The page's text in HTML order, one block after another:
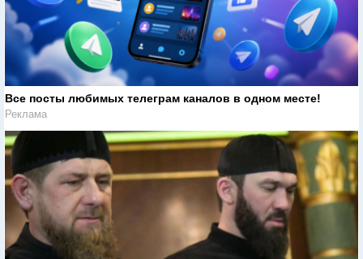
Все посты любимых телеграм каналов в одном месте!
Реклама